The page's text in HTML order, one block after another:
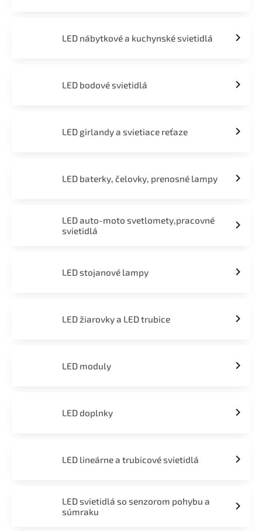
LED nábytkové a kuchynské svietidlá
LED bodové svietidlá
LED girlandy a svietiace reťaze
LED baterky, čelovky, prenosné lampy
LED auto-moto svetlomety,pracovné
svietidlá
LED stojanové lampy
LED žiarovky a LED trubice
LED moduly
LED doplnky
LED lineárne a trubicové svietidlá
LED svietidlá so senzorom pohybu a
súmraku